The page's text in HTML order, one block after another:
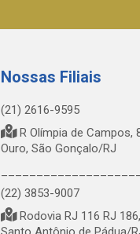
Nossas Filiais
(21) 2616-9595
R Olímpia de Campos,
Ouro, São Gonçalo/RJ
(22) 3853-9007
Rodovia RJ 116 RJ